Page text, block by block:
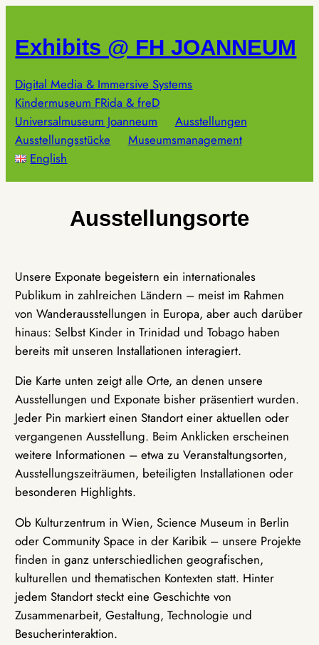
springen
Exhibits @ FH JOANNEUM
Digital Media & Immersive Systems
Kindermuseum FRida & freD
Universalmuseum Joanneum
Ausstellungen
Ausstellungsstücke
Museumsmanagement
English
Ausstellungsorte
Unsere Exponate begeistern ein internationales
Publikum in zahlreichen Ländern – meist im Rahmen
von Wanderausstellungen in Europa, aber auch darüber
hinaus: Selbst Kinder in Trinidad und Tobago haben
bereits mit unseren Installationen interagiert.
Die Karte unten zeigt alle Orte, an denen unsere
Ausstellungen und Exponate bisher präsentiert wurden.
Jeder Pin markiert einen Standort einer aktuellen oder
vergangenen Ausstellung. Beim Anklicken erscheinen
weitere Informationen – etwa zu Veranstaltungsorten,
Ausstellungszeiträumen, beteiligten Installationen oder
besonderen Highlights.
Ob Kulturzentrum in Wien, Science Museum in Berlin
oder Community Space in der Karibik – unsere Projekte
finden in ganz unterschiedlichen geografischen,
kulturellen und thematischen Kontexten statt. Hinter
jedem Standort steckt eine Geschichte von
Zusammenarbeit, Gestaltung, Technologie und
Besucherinteraktion.